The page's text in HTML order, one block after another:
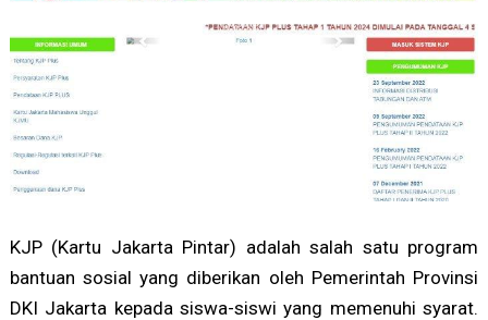
KJP (Kartu Jakarta Pintar) adalah salah satu program
bantuan sosial yang diberikan oleh Pemerintah Provinsi
DKI Jakarta kepada siswa-siswi yang memenuhi syarat.